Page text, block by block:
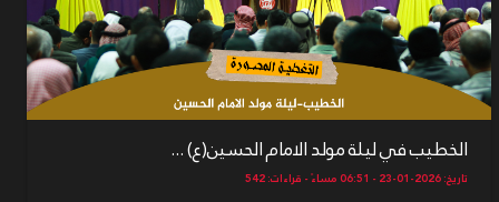
الخطيب في ليلة مولد الامام الحسين(ع) ...
تاريخ: 2026-01-23 - 06:51 مساءً - قراءات: 542